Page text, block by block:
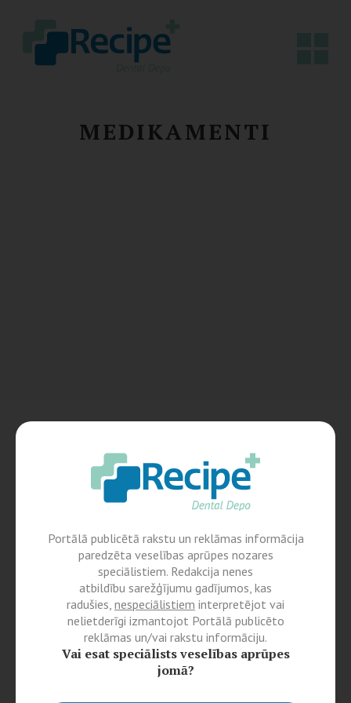
Portālā publicētā rakstu un reklāmas informācija
paredzēta veselības aprūpes nozares
speciālistiem. Redakcija nenes
atbildību sarežģījumu gadījumos, kas
radušies, nespeciālistiem interpretējot vai
nelietderīgi izmantojot Portālā publicēto
reklāmas un/vai rakstu informāciju.
Vai esat speciālists veselības aprūpes
jomā?
MEDIKAMENTI